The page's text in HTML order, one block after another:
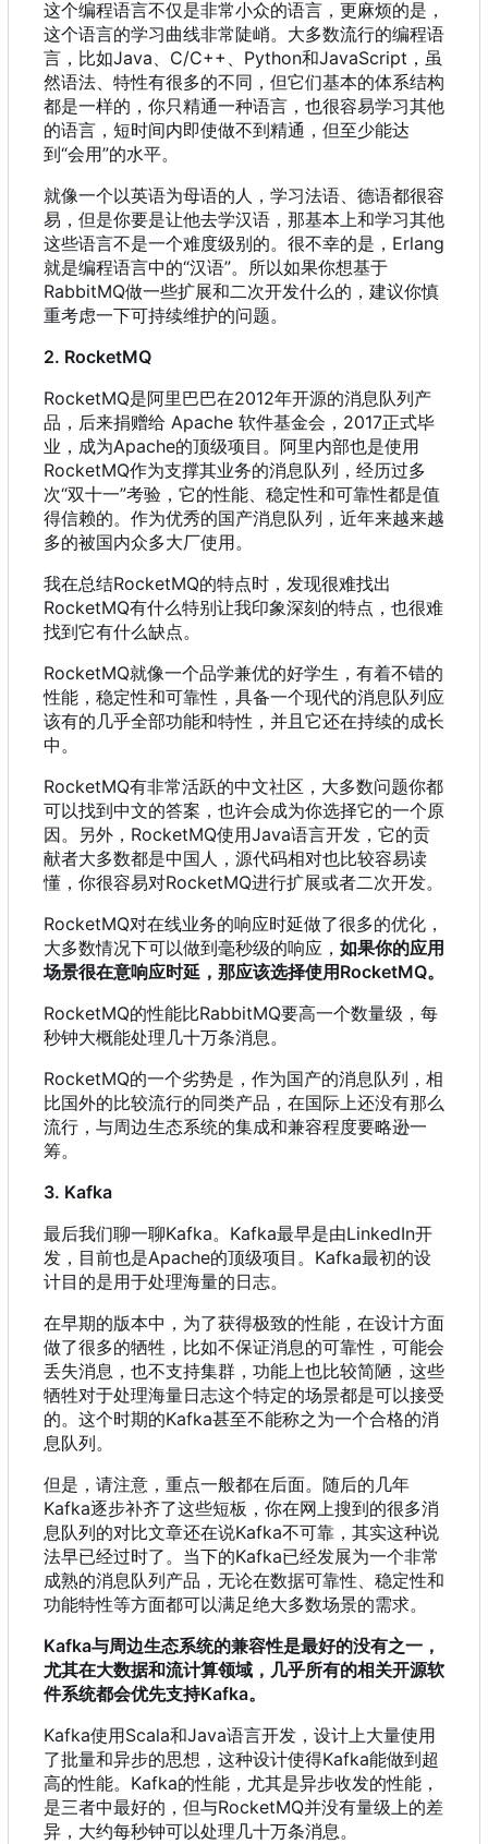
这个编程语言不仅是非常小众的语言 ， 更麻烦的是 ，
这个语言的学习曲线非常陡峭。大多数流行的编程语
言 ， 比如Java、C/C++、Python和JavaScript ， 虽
然语法、特性有很多的不同 ， 但它们基本的体系结构
都是一样的 ， 你只精通一种语言 ， 也很容易学习其他
的语言 ， 短时间内即使做不到精通 ， 但至少能达
到“会用”的水平。
就像一个以英语为母语的人 ， 学习法语、德语都很容
易 ， 但是你要是让他去学汉语 ， 那基本上和学习其他
这些语言不是一个难度级别的。很不幸的是 ， Erlang
就是编程语言中的“汉语”。所以如果你想基于
RabbitMQ做一些扩展和二次开发什么的 ， 建议你慎
重考虑一下可持续维护的问题。
2. RocketMQ
RocketMQ是阿里巴巴在2012年开源的消息队列产
品 ， 后来捐赠给 Apache 软件基金会 ， 2017正式毕
业 ， 成为Apache的顶级项目。阿里内部也是使用
RocketMQ作为支撑其业务的消息队列 ， 经历过多
次“双十一”考验 ， 它的性能、稳定性和可靠性都是值
得信赖的。作为优秀的国产消息队列 ， 近年来越来越
多的被国内众多大厂使用。
我在总结RocketMQ的特点时 ， 发现很难找出
RocketMQ有什么特别让我印象深刻的特点 ， 也很难
找到它有什么缺点。
RocketMQ就像一个品学兼优的好学生 ， 有着不错的
性能 ， 稳定性和可靠性 ， 具备一个现代的消息队列应
该有的几乎全部功能和特性 ， 并且它还在持续的成长
中。
RocketMQ有非常活跃的中文社区 ， 大多数问题你都
可以找到中文的答案 ， 也许会成为你选择它的一个原
因。另外 ， RocketMQ使用Java语言开发 ， 它的贡
献者大多数都是中国人 ， 源代码相对也比较容易读
懂 ， 你很容易对RocketMQ进行扩展或者二次开发。
RocketMQ对在线业务的响应时延做了很多的优化 ，
大多数情况下可以做到毫秒级的响应 ， 如果你的应用
场景很在意响应时延 ， 那应该选择使用RocketMQ。
RocketMQ的性能比RabbitMQ要高一个数量级 ， 每
秒钟大概能处理几十万条消息。
RocketMQ的一个劣势是 ， 作为国产的消息队列 ， 相
比国外的比较流行的同类产品 ， 在国际上还没有那么
流行 ， 与周边生态系统的集成和兼容程度要略逊一
筹。
3. Kafka
最后我们聊一聊Kafka。Kafka最早是由LinkedIn开
发 ， 目前也是Apache的顶级项目。Kafka最初的设
计目的是用于处理海量的日志。
在早期的版本中 ， 为了获得极致的性能 ， 在设计方面
做了很多的牺牲 ， 比如不保证消息的可靠性 ， 可能会
丢失消息 ， 也不支持集群 ， 功能上也比较简陋 ， 这些
牺牲对于处理海量日志这个特定的场景都是可以接受
的。这个时期的Kafka甚至不能称之为一个合格的消
息队列。
但是 ， 请注意 ， 重点一般都在后面。随后的几年
Kafka逐步补齐了这些短板 ， 你在网上搜到的很多消
息队列的对比文章还在说Kafka不可靠 ， 其实这种说
法早已经过时了。当下的Kafka已经发展为一个非常
成熟的消息队列产品 ， 无论在数据可靠性、稳定性和
功能特性等方面都可以满足绝大多数场景的需求。
Kafka与周边生态系统的兼容性是最好的没有之一 ，
尤其在大数据和流计算领域 ， 几乎所有的相关开源软
件系统都会优先支持Kafka。
Kafka使用Scala和Java语言开发 ， 设计上大量使用
了批量和异步的思想 ， 这种设计使得Kafka能做到超
高的性能。Kafka的性能 ， 尤其是异步收发的性能 ，
是三者中最好的 ， 但与RocketMQ并没有量级上的差
异 ， 大约每秒钟可以处理几十万条消息。